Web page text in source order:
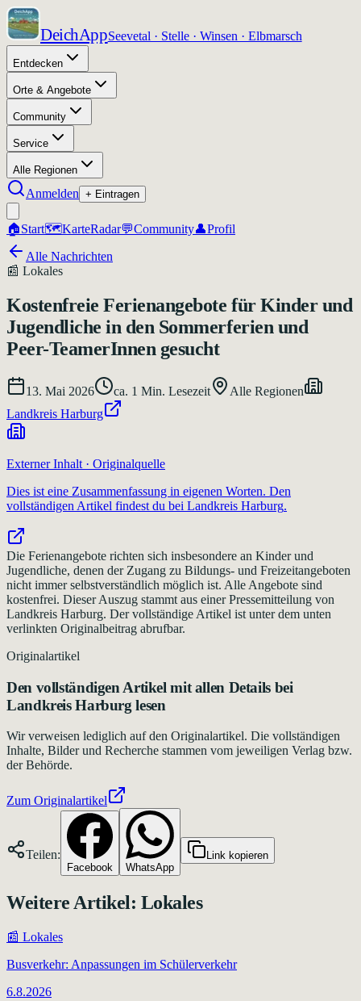
DeichAppSeevetal · Stelle · Winsen · Elbmarsch
Entdecken
Orte & Angebote
Community
Service
Alle Regionen
Anmelden + Eintragen
🏠Start🗺️KarteRadar💬Community👤Profil
Alle Nachrichten
📰 Lokales
Kostenfreie Ferienangebote für Kinder und
Jugendliche in den Sommerferien und
Peer-TeamerInnen gesucht
13. Mai 2026 ca. 1 Min. Lesezeit
Alle Regionen
Landkreis Harburg
Externer Inhalt · Originalquelle
Dies ist eine Zusammenfassung in eigenen Worten. Den
vollständigen Artikel findest du bei Landkreis Harburg.
Die Ferienangebote richten sich insbesondere an Kinder und
Jugendliche, denen der Zugang zu Bildungs- und Freizeitangeboten
nicht immer selbstverständlich möglich ist. Alle Angebote sind
kostenfrei. Dieser Auszug stammt aus einer Pressemitteilung von
Landkreis Harburg. Der vollständige Artikel ist unter dem unten
verlinkten Originalbeitrag abrufbar.
Originalartikel
Den vollständigen Artikel mit allen Details bei
Landkreis Harburg lesen
Wir verweisen lediglich auf den Originalartikel. Die vollständigen
Inhalte, Bilder und Recherche stammen vom jeweiligen Verlag bzw.
der Behörde.
Zum Originalartikel
Teilen:
Facebook WhatsApp
Link kopieren
Weitere Artikel: Lokales
📰 Lokales
Busverkehr: Anpassungen im Schülerverkehr
6.8.2026